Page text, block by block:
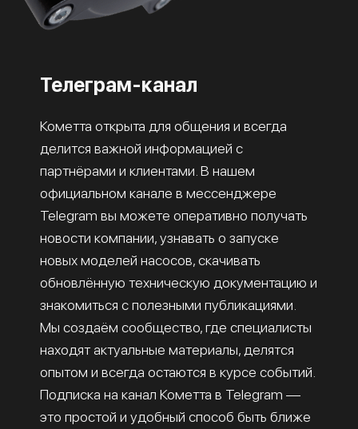
Телеграм-канал
Кометта открыта для общения и всегда
делится важной информацией с
партнёрами и клиентами. В нашем
официальном канале в мессенджере
Telegram вы можете оперативно получать
новости компании, узнавать о запуске
новых моделей насосов, скачивать
обновлённую техническую документацию и
знакомиться с полезными публикациями.
Мы создаём сообщество, где специалисты
находят актуальные материалы, делятся
опытом и всегда остаются в курсе событий.
Подписка на канал Кометта в Telegram —
это простой и удобный способ быть ближе